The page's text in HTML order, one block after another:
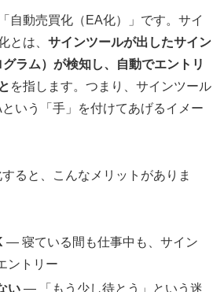
自動売買化（EA化）」です。サイ
とは、 サインツールが出したサイン
ラム）が検知し、自動でエントリ
を指します。つまり、サインツール
いう「手」を付けてあげるイメー
ると、こんなメリットがありま
― 寝ている間も仕事中も、サイン
ントリー
い ― 「もう少し待とう」という迷